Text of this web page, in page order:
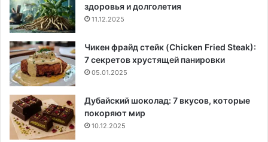
здоровья и долголетия
11.12.2025
Чикен фрайд стейк (Chicken Fried Steak):
7 секретов хрустящей панировки
05.01.2025
Дубайский шоколад: 7 вкусов, которые
покоряют мир
10.12.2025